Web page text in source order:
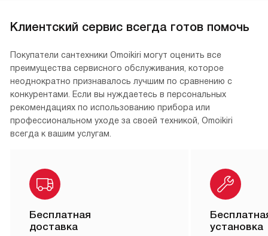
Клиентский сервис всегда готов помочь
Покупатели сантехники Omoikiri могут оценить все
преимущества сервисного обслуживания, которое
неоднократно признавалось лучшим по сравнению с
конкурентами. Если вы нуждаетесь в персональных
рекомендациях по использованию прибора или
профессиональном уходе за своей техникой, Omoikiri
всегда к вашим услугам.
Бесплатная
доставка
установка